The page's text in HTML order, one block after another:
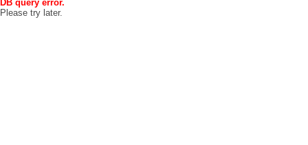
DB query error.
Please try later.